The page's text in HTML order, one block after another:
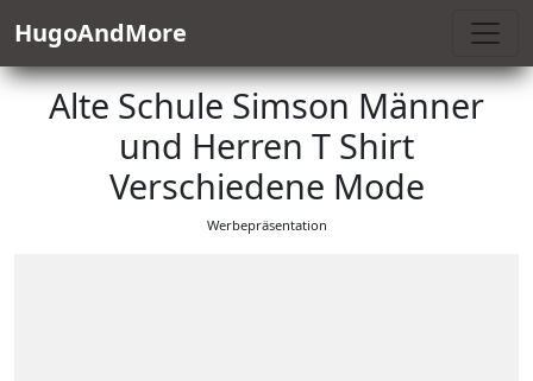
HugoAndMore
Alte Schule Simson Männer
und Herren T Shirt
Verschiedene Mode
Werbepräsentation